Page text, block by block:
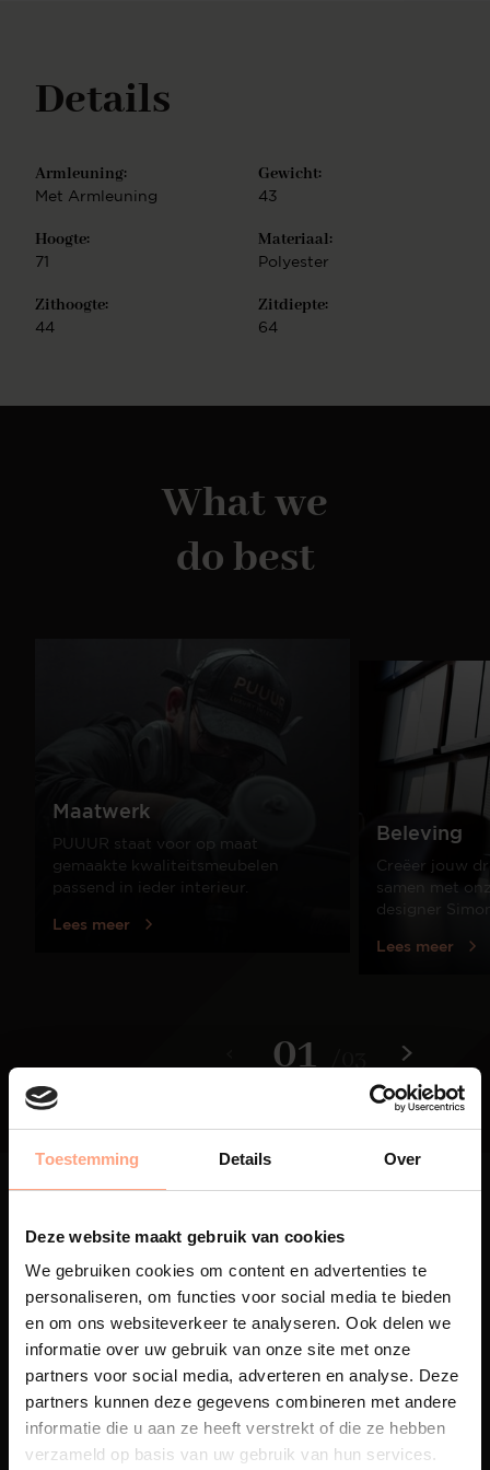
Toestemming Details Over
Deze website maakt gebruik van cookies
We gebruiken cookies om content en advertenties te
personaliseren, om functies voor social media te bieden
en om ons websiteverkeer te analyseren. Ook delen we
informatie over uw gebruik van onze site met onze
partners voor social media, adverteren en analyse. Deze
partners kunnen deze gegevens combineren met andere
informatie die u aan ze heeft verstrekt of die ze hebben
verzameld op basis van uw gebruik van hun services.
Details
Armleuning:
Met Armleuning
Gewicht:
43
Hoogte:
71
Materiaal:
Polyester
Zithoogte:
44
Zitdiepte:
64
What we
do best
01 /03
Maatwerk
PUUUR staat voor op maat
gemaakte kwaliteitsmeubelen
passend in ieder interieur.
Lees meer
Beleving
Creëer jouw
samen met
designer
Lees meer
Maatwerk
Een exclusieve handgemaakte
beleving, waar Nederlands
vakmanschap en design
samenkomen.